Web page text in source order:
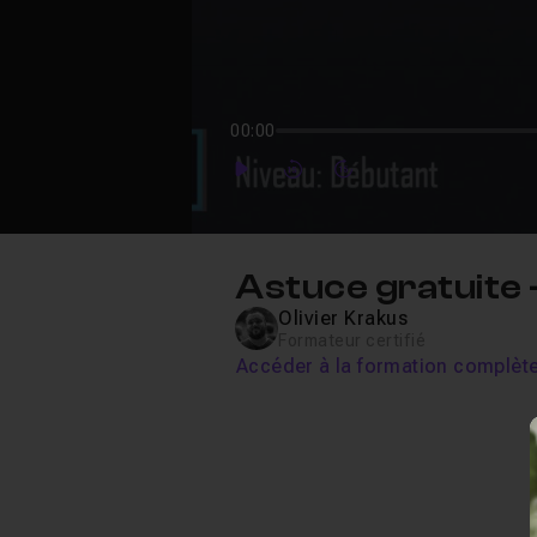
00:00
ForwardForward
Astuce gratuite
Olivier Krakus
Accéder à la formation